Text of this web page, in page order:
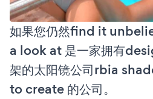
如果您仍然find it
a look at 是一家拥有
架的太阳镜公司rbia
to create 的公司。